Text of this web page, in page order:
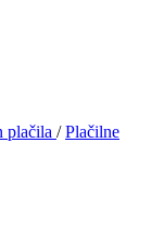
plačila / Plačilne